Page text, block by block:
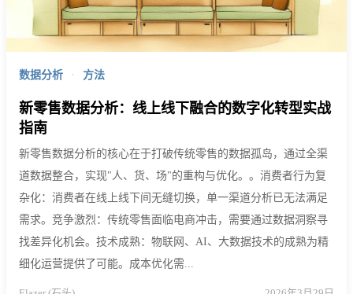
数据分析 · 方法
新零售数据分析：线上线下融合的数字化转型实战
指南
新零售数据分析的核心在于打破传统零售的数据孤岛，通过全渠
道数据整合，实现"人、货、场"的重构与优化。。消费者行为复
杂化：消费者在线上线下间无缝切换，单一渠道分析已无法满足
需求。竞争激烈：传统零售面临电商冲击，需要通过数据洞察寻
找差异化机会。技术成熟：物联网、AI、大数据技术的成熟为精
细化运营提供了可能。成本优化需...